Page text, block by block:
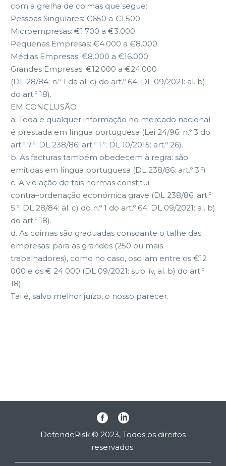
com a grelha de coimas que segue:
Pessoas Singulares: €650 a €1.500.
Microempresas: €1.700 a €3.000.
Pequenas Empresas: €4.000 a €8.000.
Médias Empresas: €8.000 a €16.000.
Grandes Empresas: €12.000 a €24.000
(DL 28/84: n.º 1 da al. c) do art.º 64; DL 09/2021: al. b)
do art.º 18).
EM CONCLUSÃO
a. Toda e qualquer informação no mercado nacional
é prestada em língua portuguesa (Lei 24/96: n.º 3 do
art.º 7.º; DL 238/86: art.º 1.º; DL 10/2015: art.º 26).
b. As facturas também obedecem à regra: são
emitidas em língua portuguesa (DL 238/86: art.º 3.º)
c. A violação de tais normas constitui
contra–ordenação económica grave (DL 238/86: art.º
5.º; DL 28/84: al. c) do n.º 1 do art.º 64; DL 09/2021: al. b)
do art.º 18).
d. As coimas são graduadas consoante o talhe das
empresas: para as grandes (250 ou mais
trabalhadores), como no caso, oscilam entre os €12
000 e os € 24 000 (DL 09/2021: sub. iv, al. b) do art.º
18).
Tal é, salvo melhor juízo, o nosso parecer.
DefendeRisk © 2023, Todos os direitos
reservados.